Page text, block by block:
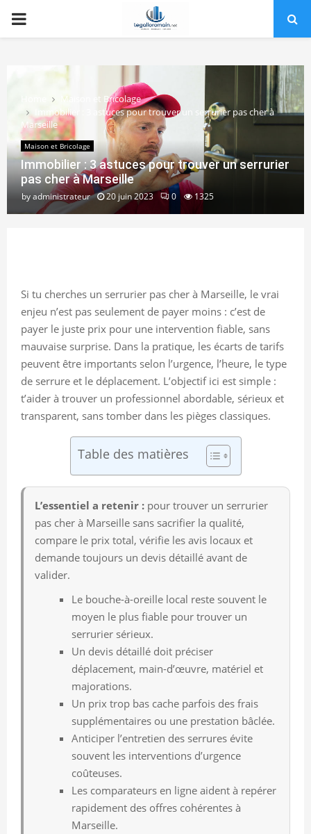
PRIMARY
Maison et Bricolage
Immobilier : 3 astuces pour trouver un serrurier pas cher à
Marseille
Maison et Bricolage
Immobilier : 3 astuces pour trouver un serrurier
pas cher à Marseille
byadministrateur 20 juin 2023 0 1325
Si tu cherches un serrurier pas cher à Marseille, le vrai
enjeu n’est pas seulement de payer moins : c’est de
payer le juste prix pour une intervention fiable, sans
mauvaise surprise. Dans la pratique, les écarts de tarifs
peuvent être importants selon l’urgence, l’heure, le type
de serrure et le déplacement. L’objectif ici est simple :
t’aider à trouver un professionnel abordable, sérieux et
transparent, sans tomber dans les pièges classiques.
Table des matières
L’essentiel a retenir : pour trouver un serrurier
pas cher à Marseille sans sacrifier la qualité,
compare le prix total, vérifie les avis locaux et
demande toujours un devis détaillé avant de
valider.
Le bouche-à-oreille local reste souvent le
moyen le plus fiable pour trouver un
serrurier sérieux.
Un devis détaillé doit préciser
déplacement, main-d’œuvre, matériel et
majorations.
Un prix trop bas cache parfois des frais
supplémentaires ou une prestation bâclée.
Anticiper l’entretien des serrures évite
souvent les interventions d’urgence
coûteuses.
Les comparateurs en ligne aident à repérer
rapidement des offres cohérentes à
Marseille.